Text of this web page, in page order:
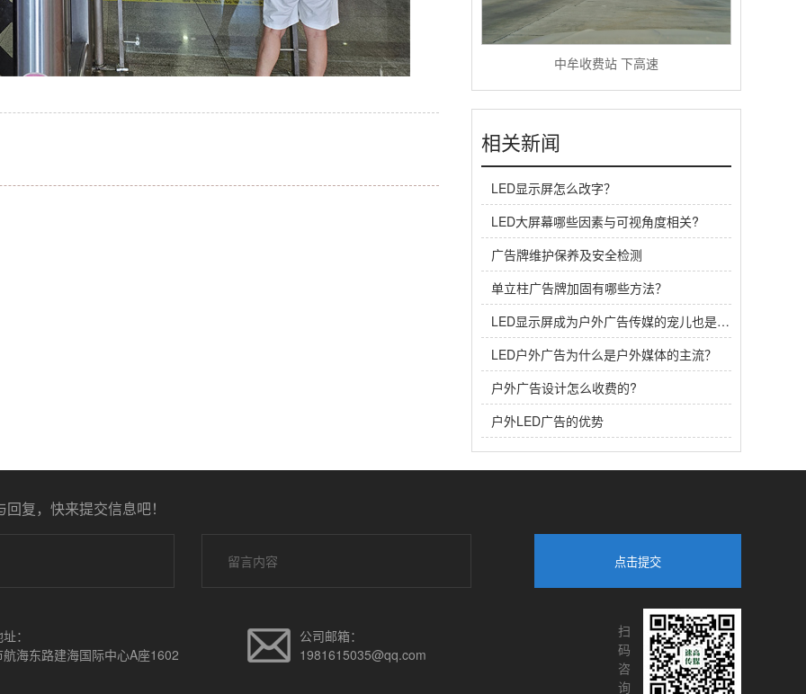
中牟收费站 下高速
相关新闻
LED显示屏怎么改字？
LED大屏幕哪些因素与可视角度相关?
广告牌维护保养及安全检测
单立柱广告牌加固有哪些方法？
LED显示屏成为户外广告传媒的宠儿也是必然
LED户外广告为什么是户外媒体的主流？
户外广告设计怎么收费的?
户外LED广告的优势
复，快来提交信息吧！
点击提交
：
海东路建海国际中心A座1602
公司邮箱：
1981615035@qq.com
扫
码
咨
询